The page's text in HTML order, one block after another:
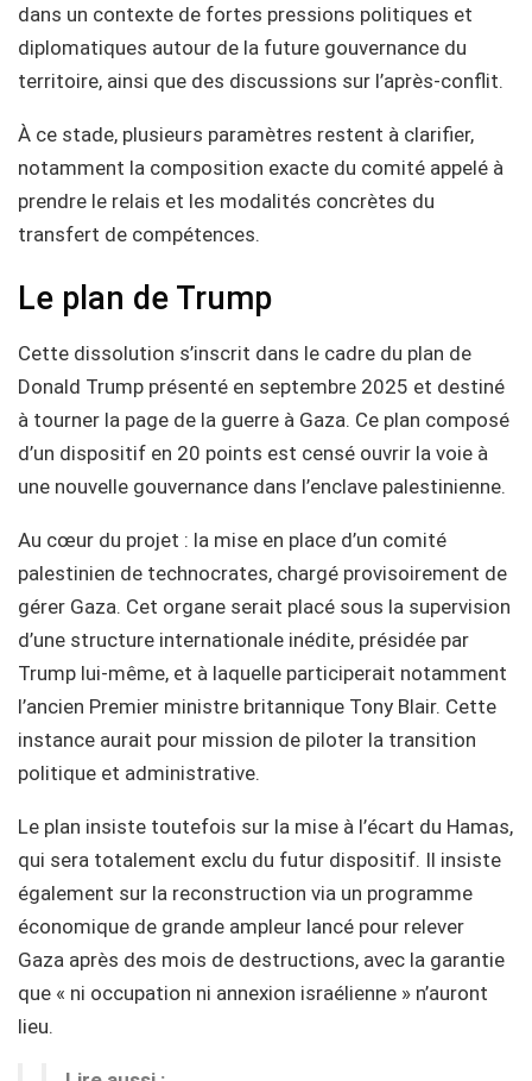
dans un contexte de fortes pressions politiques et
diplomatiques autour de la future gouvernance du
territoire, ainsi que des discussions sur l’après-conflit.
À ce stade, plusieurs paramètres restent à clarifier,
notamment la composition exacte du comité appelé à
prendre le relais et les modalités concrètes du
transfert de compétences.
Le plan de Trump
Cette dissolution s’inscrit dans le cadre du plan de
Donald Trump présenté en septembre 2025 et destiné
à tourner la page de la guerre à Gaza. Ce plan composé
d’un dispositif en 20 points est censé ouvrir la voie à
une nouvelle gouvernance dans l’enclave palestinienne.
Au cœur du projet : la mise en place d’un comité
palestinien de technocrates, chargé provisoirement de
gérer Gaza. Cet organe serait placé sous la supervision
d’une structure internationale inédite, présidée par
Trump lui-même, et à laquelle participerait notamment
l’ancien Premier ministre britannique Tony Blair. Cette
instance aurait pour mission de piloter la transition
politique et administrative.
Le plan insiste toutefois sur la mise à l’écart du Hamas,
qui sera totalement exclu du futur dispositif. Il insiste
également sur la reconstruction via un programme
économique de grande ampleur lancé pour relever
Gaza après des mois de destructions, avec la garantie
que « ni occupation ni annexion israélienne » n’auront
lieu.